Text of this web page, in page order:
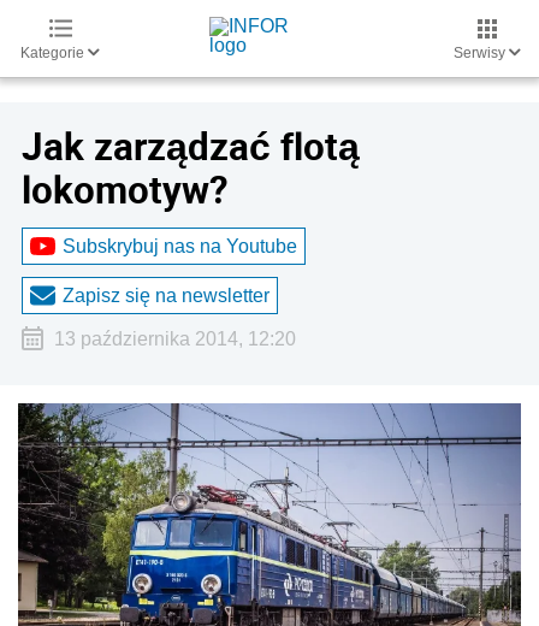
Kategorie Serwisy
Jak zarządzać flotą
lokomotyw?
Subskrybuj nas na Youtube
Zapisz się na newsletter
13 października 2014, 12:20